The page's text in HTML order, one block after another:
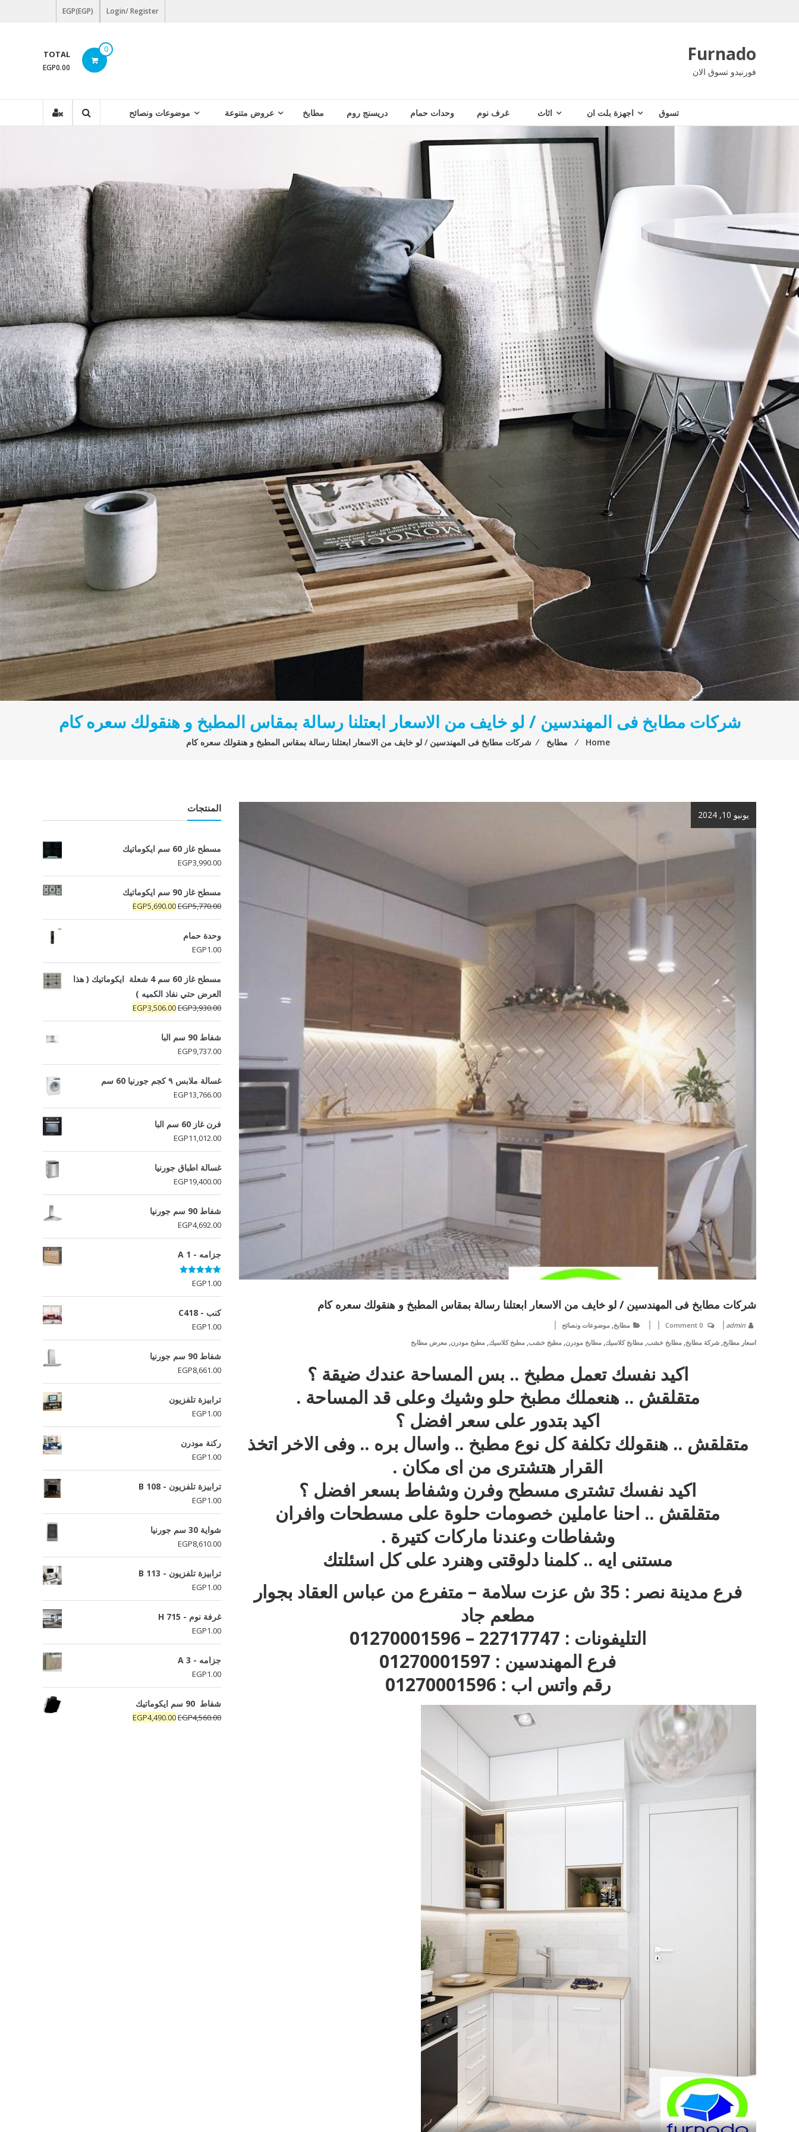
Login/ Register
EGP(EGP)
Furnado
فورنيدو تسوق الان
0
TOTAL
EGP0.00
تسوق اجهزة بلت ان اثاث غرف نوم وحدات حمام دريسنج روم مطابخ عروض متنوعة موضوعات ونصائح
شركات مطابخ فى المهندسين / لو خايف من الاسعار ابعتلنا رسالة بمقاس المطبخ و هنقولك سعره كام
Home
⁄ مطابخ ⁄ شركات مطابخ فى المهندسين / لو خايف من الاسعار ابعتلنا رسالة بمقاس المطبخ و هنقولك سعره كام
يونيو 10, 2024
شركات مطابخ فى المهندسين / لو خايف من الاسعار ابعتلنا رسالة بمقاس المطبخ و هنقولك سعره كام
admin
0 Comment مطابخ, موضوعات ونصائح
اسعار مطابخ, شركة مطابخ, مطابخ خشب, مطابخ كلاسيك, مطابخ مودرن, مطبخ خشب, مطبخ كلاسيك, مطبخ مودرن, معرض مطابخ
اكيد نفسك تعمل مطبخ .. بس المساحة عندك ضيقة ؟
متقلقش .. هنعملك مطبخ حلو وشيك وعلى قد المساحة .
اكيد بتدور على سعر افضل ؟
متقلقش .. هنقولك تكلفة كل نوع مطبخ .. واسال بره .. وفى الاخر اتخذ
القرار هتشترى من اى مكان .
اكيد نفسك تشترى مسطح وفرن وشفاط بسعر افضل ؟
متقلقش .. احنا عاملين خصومات حلوة على مسطحات وافران
وشفاطات وعندنا ماركات كتيرة .
مستنى ايه .. كلمنا دلوقتى وهنرد على كل اسئلتك
فرع مدينة نصر : 35 ش عزت سلامة – متفرع من عباس العقاد بجوار
مطعم جاد
التليفونات : 22717747 – 01270001596
فرع المهندسين : 01270001597
رقم واتس اب : 01270001596
المنتجات
مسطح غاز 60 سم ايكوماتيك
EGP3,990.00
مسطح غاز 90 سم ايكوماتيك
EGP5,770.00
السعر
الأصلي
EGP5,690.00
السعر
الحالي
وحدة حمام
EGP1.00
مسطح غاز 60 سم 4 شعلة ايكوماتيك ( هذا
العرض حتي نفاذ الكميه )
EGP3,930.00
السعر
الأصلي
هو:
EGP3,506.00
السعر
الحالي
شفاط 90 سم البا
EGP9,737.00
غسالة ملابس ٩ كجم جورنيا 60 سم
EGP13,766.00
فرن غاز 60 سم البا
EGP11,012.00
غسالة اطباق جورنيا
EGP19,400.00
شفاط 90 سم جورنيا
EGP4,692.00
جزامه - A 1
تم التقييم
5.00
من 5
EGP1.00
كنب - C418
EGP1.00
شفاط 90 سم جورنيا
EGP8,661.00
ترابيزة تلفزيون
EGP1.00
ركنة مودرن
EGP1.00
ترابيزة تلفزيون - B 108
EGP1.00
شواية 30 سم جورنيا
EGP8,610.00
ترابيزة تلفزيون - B 113
EGP1.00
غرفة نوم - H 715
EGP1.00
جزامه - A 3
EGP1.00
شفاط 90 سم ايكوماتيك
EGP4,560.00
السعر
EGP4,490.00
السعر